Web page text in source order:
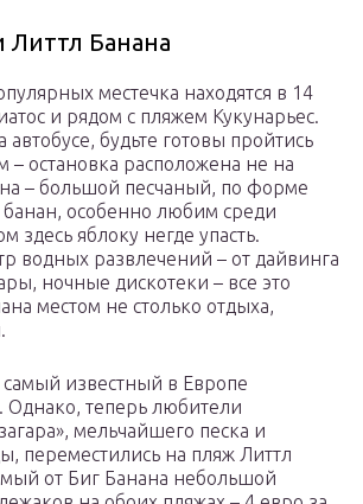
Литтл Банана
местечка находятся в 14
и рядом с пляжем Кукунарьес.
будьте готовы пройтись
остановка расположена не на
– большой песчаный, по форме
особенно любим среди
здесь яблоку негде упасть.
водных развлечений – от дайвинга
ночные дискотеки – все это
местом не столько отдыха,
известный в Европе
Однако, теперь любители
мельчайшего песка и
переместились на пляж Литтл
от Биг Банана небольшой